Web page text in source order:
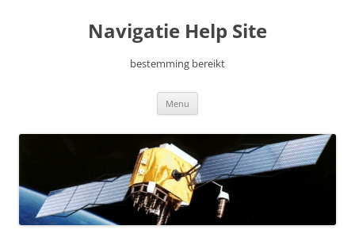
Navigatie Help Site
bestemming bereikt
Menu